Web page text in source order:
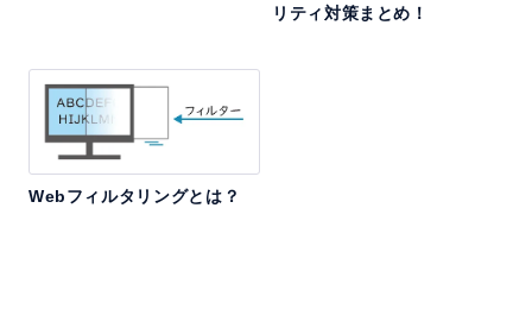
リティ対策まとめ！
Webフィルタリングとは？